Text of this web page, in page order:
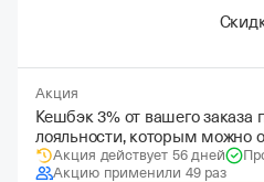
Акция
Кешбэк 3% от вашего заказа
лояльности, которым можно
стоимости заказа
Акция действует 56 дней
Акцию применили 49 раз